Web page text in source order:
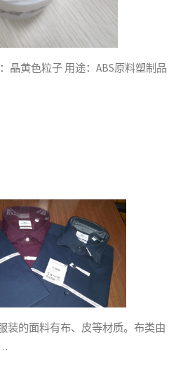
晶黄色粒子 用途：ABS原料塑制品
装的面料有布、皮等材质。布类由